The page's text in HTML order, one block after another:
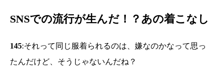
SNSでの流行が生んだ！？あの着こなし
145:それって同じ服着られるのは、嫌なのかなって思っ
たんだけど、そうじゃないんだね？